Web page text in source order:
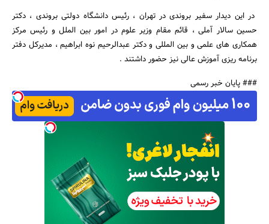
در این دیدار سفیر بروندی در تهران ، رئیس دانشگاه دولتی بروندی ، دکتر
حسین سالار آملی ، قائم مقام وزیر علوم در امور بین الملل و رئیس مرکز
همکاری های علمی و بین المللی و دکتر عبدالرحیم نوه ابراهیم ، مدیرکل دفتر
برنامه ریزی آموزش عالی نیز حضور داشتند .
### پایان خبر رسمی